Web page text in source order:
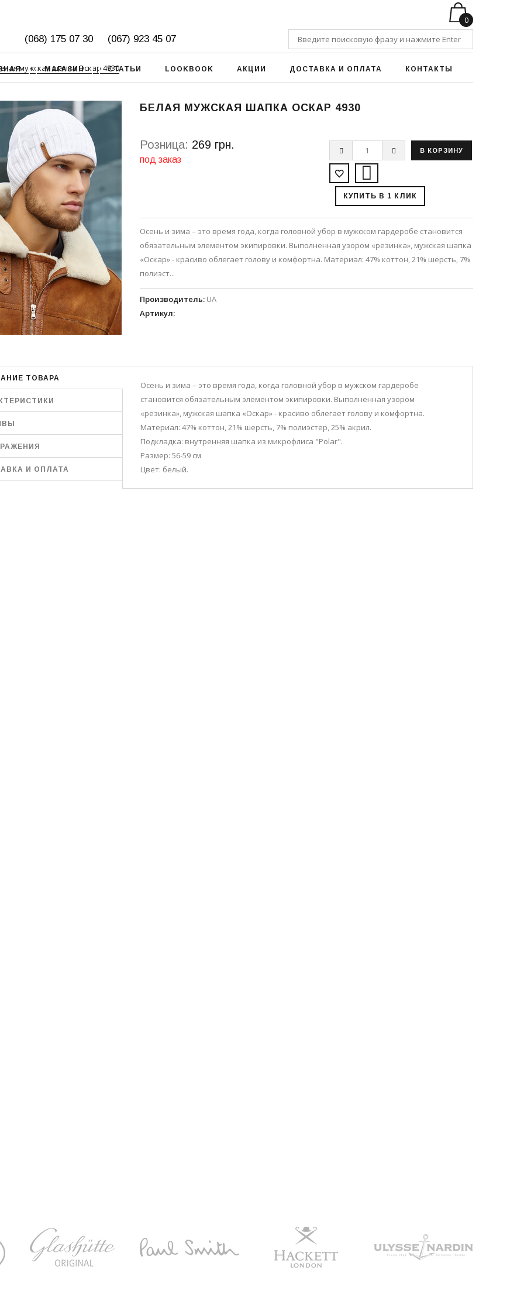
(068) 175 07 30 (067) 923 45 07
0
МАГАЗИН СТАТЬИ LOOKBOOK АКЦИИ ДОСТАВКА И ОПЛАТА КОНТАКТЫ
мужская шапка Оскар 4930
БЕЛАЯ МУЖСКАЯ ШАПКА ОСКАР 4930
Розница: 269 грн.
под заказ
КУПИТЬ В 1 КЛИК
Осень и зима – это время года, когда головной убор в мужском гардеробе становится
обязательным элементом экипировки. Выполненная узором «резинка», мужская шапка
«Оскар» - красиво облегает голову и комфортна. Материал: 47% коттон, 21% шерсть, 7%
полиэст...
Производитель: UA
Артикул:
ТОВАРА
И ОПЛАТА
Осень и зима – это время года, когда головной убор в мужском гардеробе
становится обязательным элементом экипировки. Выполненная узором
«резинка», мужская шапка «Оскар» - красиво облегает голову и комфортна.
Материал: 47% коттон, 21% шерсть, 7% полиэстер, 25% акрил.
Подкладка: внутренняя шапка из микрофлиса "Polar".
Размер: 56-59 см
Цвет: белый.